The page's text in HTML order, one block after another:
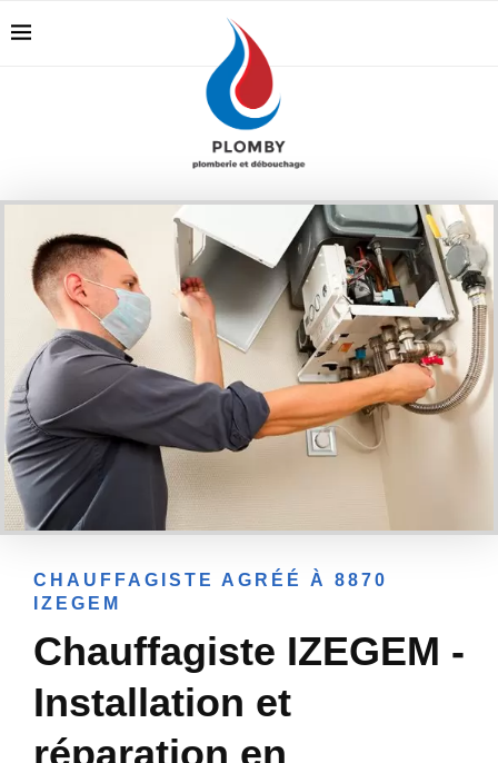
CHAUFFAGISTE AGRÉÉ À 8870
IZEGEM
Chauffagiste IZEGEM -
Installation et